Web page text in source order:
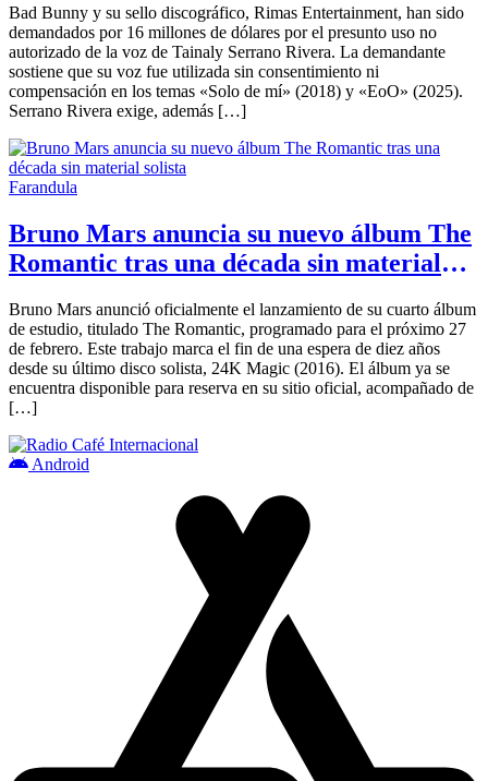
Bad Bunny y su sello discográfico, Rimas Entertainment, han sido
demandados por 16 millones de dólares por el presunto uso no
autorizado de la voz de Tainaly Serrano Rivera. La demandante
sostiene que su voz fue utilizada sin consentimiento ni
compensación en los temas «Solo de mí» (2018) y «EoO» (2025).
Serrano Rivera exige, además […]
Farandula
Bruno Mars anuncia su nuevo álbum The
Romantic tras una década sin material
Bruno Mars anunció oficialmente el lanzamiento de su cuarto álbum
de estudio, titulado The Romantic, programado para el próximo 27
de febrero. Este trabajo marca el fin de una espera de diez años
desde su último disco solista, 24K Magic (2016). El álbum ya se
encuentra disponible para reserva en su sitio oficial, acompañado de
[…]
Android